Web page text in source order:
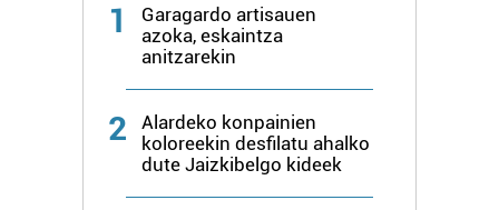
1
Garagardo artisauen
azoka, eskaintza
anitzarekin
2
Alardeko konpainien
koloreekin desfilatu ahalko
dute Jaizkibelgo kideek